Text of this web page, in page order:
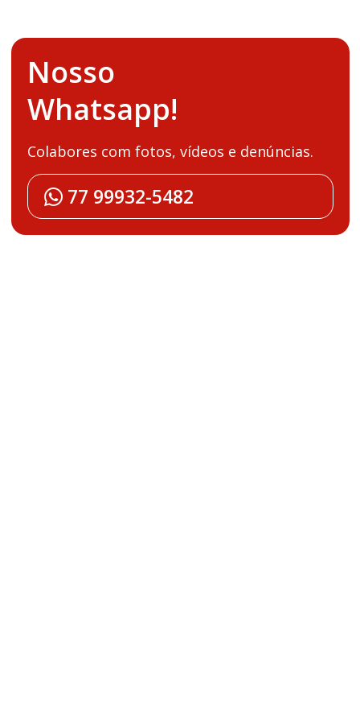
Nosso
Whatsapp!
Colabores com fotos, vídeos e denúncias.
77 99932-5482